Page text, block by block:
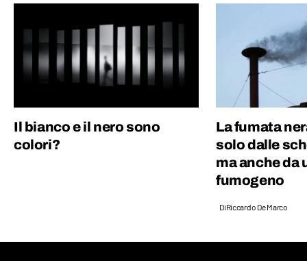
Il bianco e il nero sono
colori?
La fumata
solo dalle
ma anche da
fumogeno
DiRiccardo De Marco